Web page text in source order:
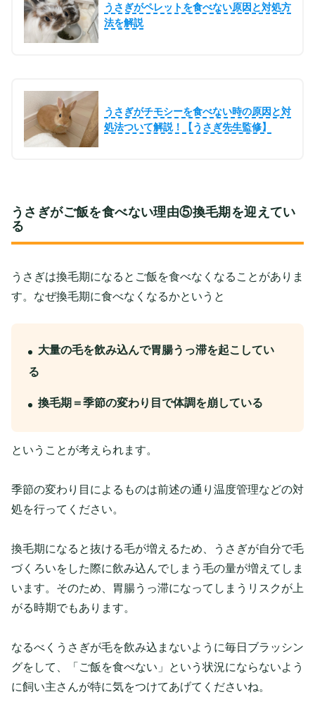
うさぎがペレットを食べない原因と対処方
法を解説
うさぎがチモシーを食べない時の原因と対
処法ついて解説！【うさぎ先生監修】
うさぎがご飯を食べない理由⑤換毛期を迎えてい
る
うさぎは換毛期になるとご飯を食べなくなることがありま
す。なぜ換毛期に食べなくなるかというと
大量の毛を飲み込んで胃腸うっ滞を起こしてい
る
換毛期＝季節の変わり目で体調を崩している
ということが考えられます。
季節の変わり目によるものは前述の通り温度管理などの対
処を行ってください。
換毛期になると抜ける毛が増えるため、うさぎが自分で毛
づくろいをした際に飲み込んでしまう毛の量が増えてしま
います。そのため、胃腸うっ滞になってしまうリスクが上
がる時期でもあります。
なるべくうさぎが毛を飲み込まないように毎日ブラッシン
グをして、「ご飯を食べない」という状況にならないよう
に飼い主さんが特に気をつけてあげてくださいね。